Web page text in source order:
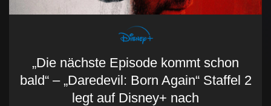
„Die nächste Episode kommt schon
bald“ – „Daredevil: Born Again“ Staffel 2
legt auf Disney+ nach